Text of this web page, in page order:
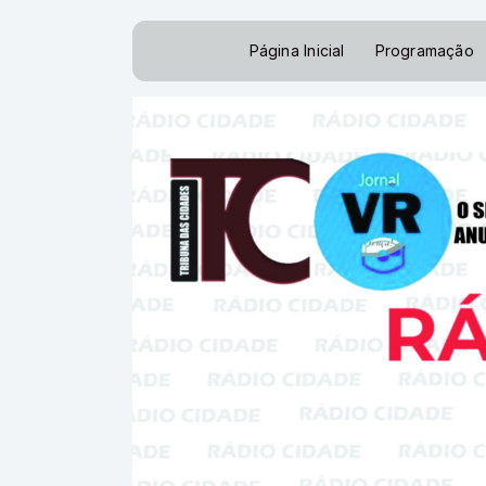
Página Inicial Programação